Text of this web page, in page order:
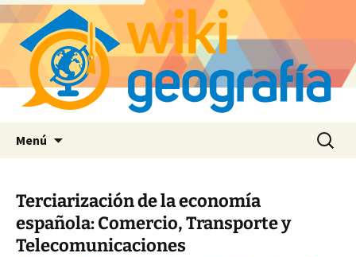
Menú Buscar:
Terciarización de la economía
española: Comercio, Transporte y
Telecomunicaciones